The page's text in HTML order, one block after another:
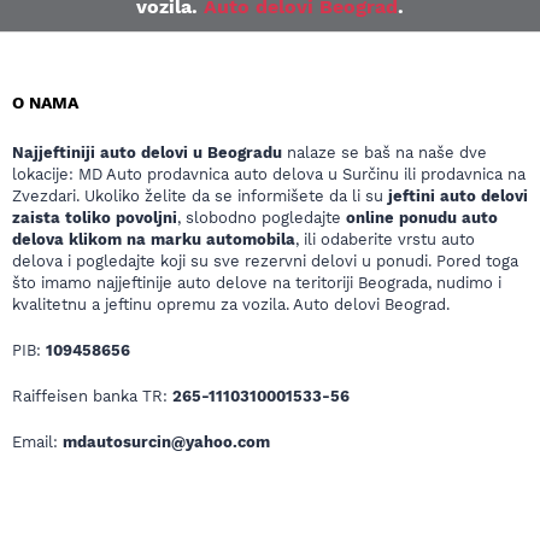
vozila. Auto delovi Beograd.
O NAMA
Najjeftiniji auto delovi u Beogradu nalaze se baš na naše dve
lokacije: MD Auto prodavnica auto delova u Surčinu ili prodavnica na
Zvezdari. Ukoliko želite da se informišete da li su jeftini auto delovi
zaista toliko povoljni, slobodno pogledajte online ponudu auto
delova klikom na marku automobila, ili odaberite vrstu auto
delova i pogledajte koji su sve rezervni delovi u ponudi. Pored toga
što imamo najjeftinije auto delove na teritoriji Beograda, nudimo i
kvalitetnu a jeftinu opremu za vozila. Auto delovi Beograd.
PIB: 109458656
Raiffeisen banka TR: 265-1110310001533-56
Email: mdautosurcin@yahoo.com